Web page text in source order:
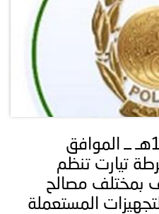
الجزائر ـ 1448/02/18هـ ــ الموافق
م - شرطة تيارت تنظم
بمختلف مصالح
المستعملة